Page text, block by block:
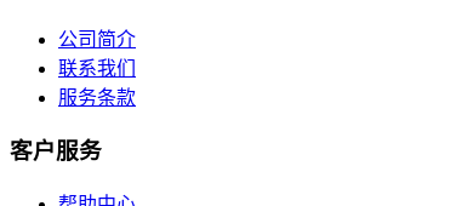
公司简介
联系我们
服务条款
客户服务